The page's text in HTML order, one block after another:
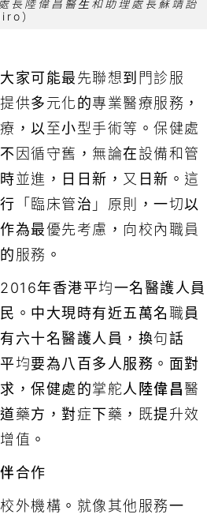
長陸偉昌醫生和助理處長蘇靖詒
）
大家可能最先聯想到門診服
供多元化的專業醫療服務，
，以至小型手術等。保健處
因循守舊，無論在設備和管
並進，日日新，又日新。這
「臨床管治」原則，一切以
為最優先考慮，向校內職員
服務。
年香港平均一名醫護人員
。中大現時有近五萬名職員
六十名醫護人員，換句話
均要為八百多人服務。面對
，保健處的掌舵人 陸偉昌醫
藥方，對症下藥，既提升效
值。
合作
外機構。就像其他服務一